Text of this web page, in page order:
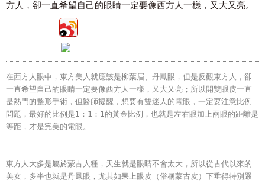
方人，卻一直希望自己的眼睛一定要像西方人一樣，又大又亮。
在西方人眼中，東方美人就應該是柳葉眉、丹鳳眼，但是反觀東方人，卻
一直希望自己的眼睛一定要像西方人一樣，又大又亮；所以開雙眼皮一直
是熱門的整形手術，但醫師提醒，想要有雙迷人的電眼，一定要注意比例
問題，最好的比例是1：1：1的黃金比例，也就是左右眼加上兩眼的距離是
等距，才是完美的電眼。
東方人大多是屬於蒙古人種，天生就是眼睛不會太大，所以從古代以來的
美女，多半也就是丹鳳眼，尤其如果上眼皮（俗稱蒙古皮）下垂得特別嚴